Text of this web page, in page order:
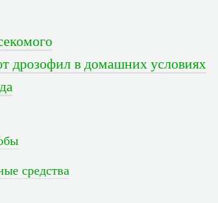
дрозофил в домашних условиях
средства